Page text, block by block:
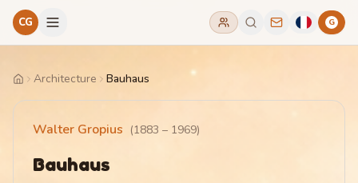
CG G
HomeArchitecture Bauhaus
Walter Gropius (1883 – 1969)
Bauhaus